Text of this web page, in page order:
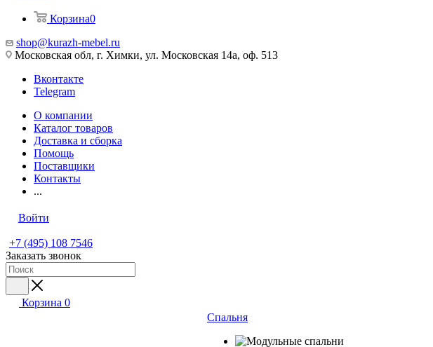
Корзина0
shop@kurazh-mebel.ru
Московская обл, г. Химки, ул. Московская 14а, оф. 513
Вконтакте
Telegram
О компании
Каталог товаров
Доставка и сборка
Помощь
Поставщики
Контакты
...
Войти
+7 (495) 108 7546
Заказать звонок
Корзина 0
Спальня